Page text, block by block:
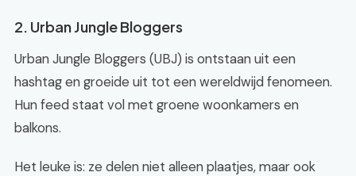
2. Urban Jungle Bloggers
Urban Jungle Bloggers (UBJ) is ontstaan uit een
hashtag en groeide uit tot een wereldwijd fenomeen.
Hun feed staat vol met groene woonkamers en
balkons.
Het leuke is: ze delen niet alleen plaatjes, maar ook